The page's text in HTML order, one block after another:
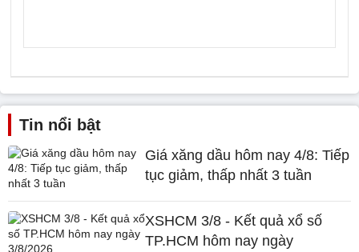
Tin nổi bật
Giá xăng dầu hôm nay 4/8: Tiếp
tục giảm, thấp nhất 3 tuần
XSHCM 3/8 - Kết quả xổ số
TP.HCM hôm nay ngày